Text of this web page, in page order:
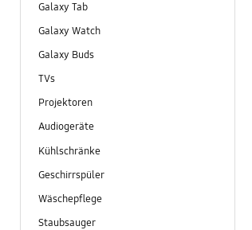
Galaxy Tab
Galaxy Watch
Galaxy Buds
TVs
Projektoren
Audiogeräte
Kühlschränke
Geschirrspüler
Wäschepflege
Staubsauger